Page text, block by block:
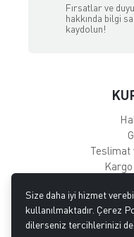
Fırsatlar ve
hakkında bilgi
kaydolun!
Teslimat
Size daha iyi hizmet
kullanılmaktadır. Çerez
dilerseniz tercihlerinizi